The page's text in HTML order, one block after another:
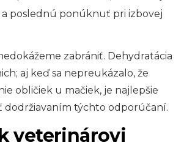
poslednú ponúknuť pri izbovej
zabrániť. Dehydratácia
aj keď sa nepreukázalo, že
obličiek u mačiek, je najlepšie
dodržiavaním týchto odporúčaní.
veterinárovi